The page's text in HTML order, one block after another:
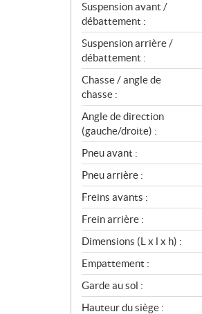
Suspension avant /
débattement :
Suspension arrière /
débattement :
Chasse / angle de
chasse :
Angle de direction
(gauche/droite) :
Pneu avant :
Pneu arrière :
Freins avants :
Frein arrière :
Dimensions (L x l x h) :
Empattement :
Garde au sol :
Hauteur du siège :